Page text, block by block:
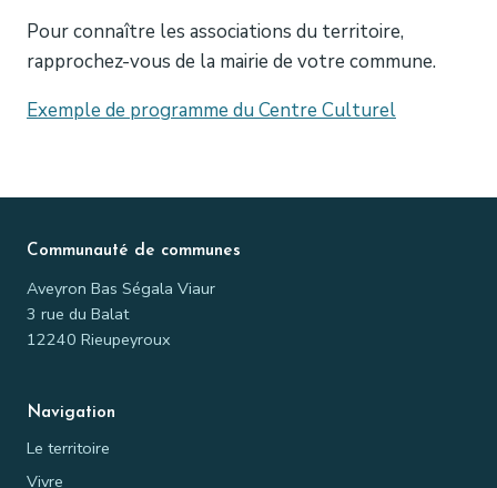
Pour connaître les associations du territoire,
rapprochez-vous de la mairie de votre commune.
Exemple de programme du Centre Culturel
Communauté de communes
Aveyron Bas Ségala Viaur
3 rue du Balat
12240 Rieupeyroux
Navigation
Le territoire
Vivre